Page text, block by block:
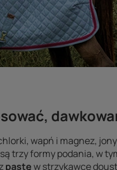
wapń i magnez,
trzy formy podania, w
pastęw strzykawce